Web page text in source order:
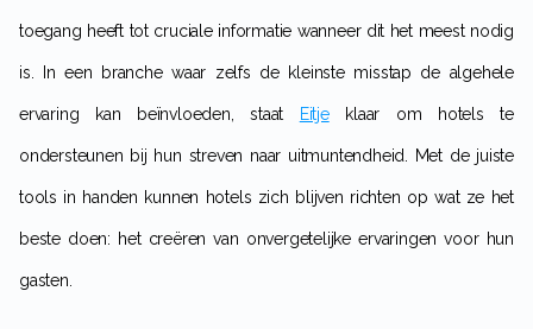
toegang heeft tot cruciale informatie wanneer dit het meest nodig
is. In een branche waar zelfs de kleinste misstap de algehele
ervaring kan beïnvloeden, staat Eitjeklaar om hotels te
ondersteunen bij hun streven naar uitmuntendheid. Met de juiste
tools in handen kunnen hotels zich blijven richten op wat ze het
beste doen: het creëren van onvergetelijke ervaringen voor hun
gasten.